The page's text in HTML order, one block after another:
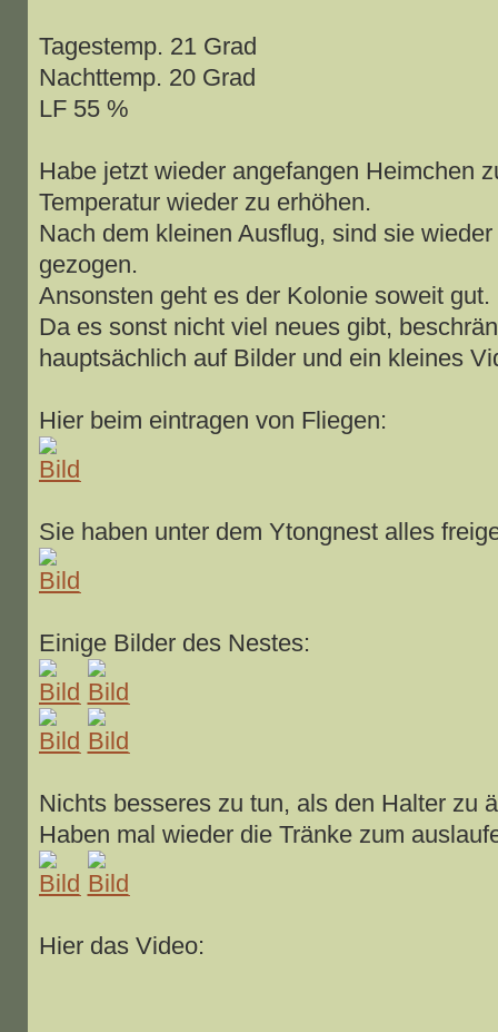
Tagestemp. 21 Grad
Nachttemp. 20 Grad
LF 55 %
Habe jetzt wieder angefangen Heimchen
Temperatur wieder zu erhöhen.
Nach dem kleinen Ausflug, sind sie
gezogen.
Ansonsten geht es der Kolonie soweit gut.
Da es sonst nicht viel neues gibt,
hauptsächlich auf Bilder und ein kleines
Hier beim eintragen von Fliegen:
Sie haben unter dem Ytongnest alles
Einige Bilder des Nestes:
Nichts besseres zu tun, als den Halter zu
Haben mal wieder die Tränke zum
Hier das Video: